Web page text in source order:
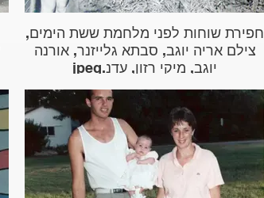
חפירת שוחות לפני מלחמת ששת הימים,
צילם אריה יוגב, סבתא גלייזנר, אורנה
יוגב, מיקי רזון, עדנ.jpeg